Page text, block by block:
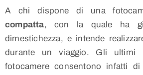
A chi dispone di una
compatta, con la quale ha
dimestichezza, e intende
durante un viaggio. Gli ultimi
fotocamere consentono infatti di